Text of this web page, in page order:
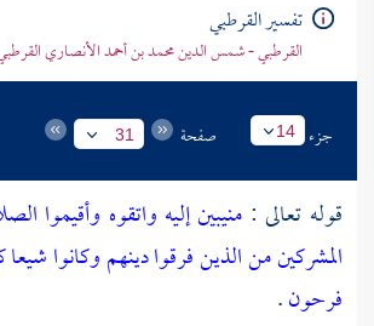
تفسير القرطبي
القرطبي - شمس الدين محمد بن أحمد الأنصاري
جزء 14 صفحة 31
قوله تعالى : منيبين إليه واتقوه وأقيموا
المشركين من الذين فرقوا دينهم وكانوا
فرحون.